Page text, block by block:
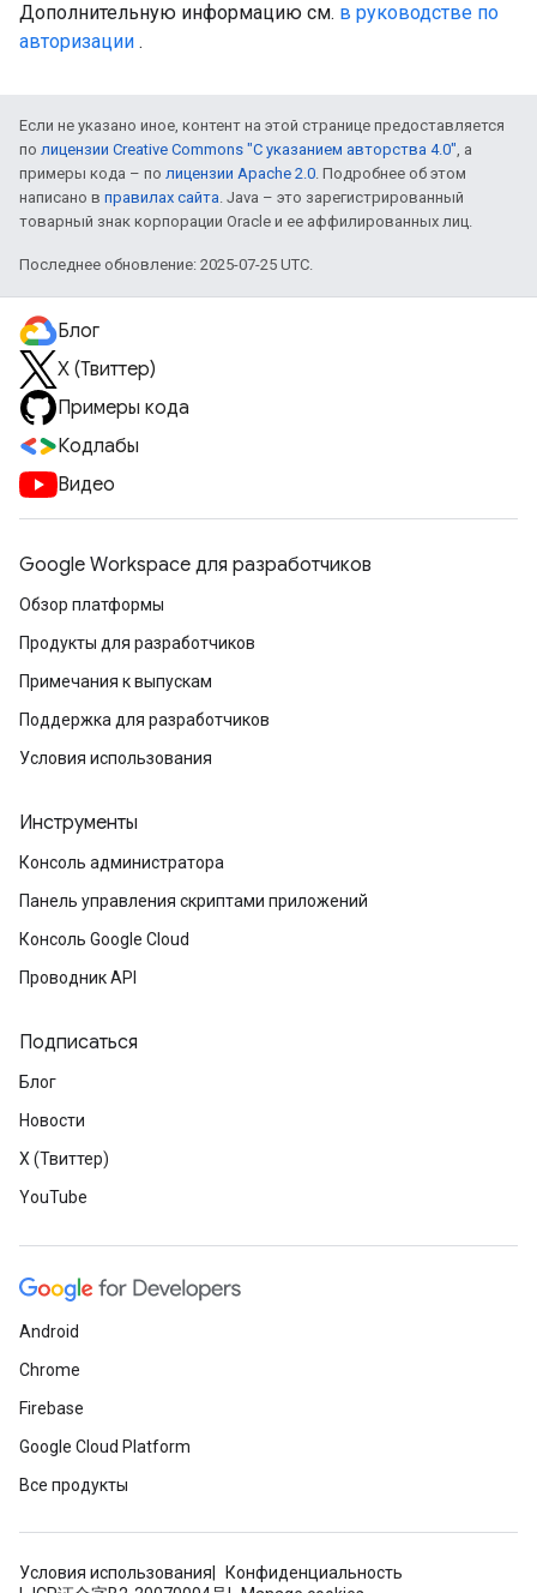
Дополнительную информацию см. в руководстве по
авторизации .
Если не указано иное, контент на этой странице предоставляется
по лицензии Creative Commons "С указанием авторства 4.0", а
примеры кода – по лицензии Apache 2.0. Подробнее об этом
написано в правилах сайта. Java – это зарегистрированный
товарный знак корпорации Oracle и ее аффилированных лиц.
Последнее обновление: 2025-07-25 UTC.
Блог
X (Твиттер)
Примеры кода
Кодлабы
Видео
Google Workspace для разработчиков
Обзор платформы
Продукты для разработчиков
Примечания к выпускам
Поддержка для разработчиков
Условия использования
Инструменты
Консоль администратора
Панель управления скриптами приложений
Консоль Google Cloud
Проводник API
Подписаться
Блог
Новости
X (Твиттер)
YouTube
Android
Chrome
Firebase
Google Cloud Platform
Все продукты
Условия использования
Конфиденциальность